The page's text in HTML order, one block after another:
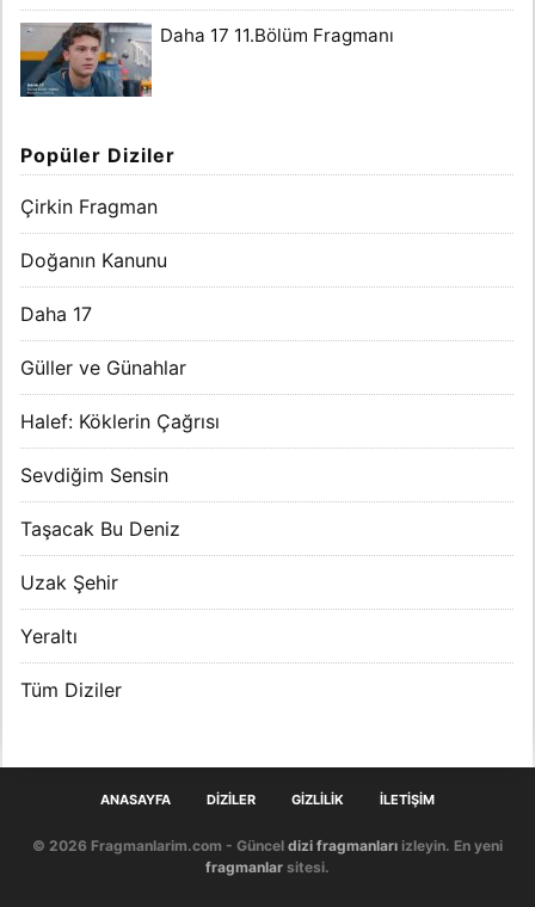
Daha 17 11.Bölüm Fragmanı
Popüler Diziler
Çirkin Fragman
Doğanın Kanunu
Daha 17
Güller ve Günahlar
Halef: Köklerin Çağrısı
Sevdiğim Sensin
Taşacak Bu Deniz
Uzak Şehir
Yeraltı
Tüm Diziler
ANASAYFA DIZILER GIZLILIK İLETIŞIM
© 2026 Fragmanlarim.com - Güncel dizi fragmanları izleyin. En yeni
fragmanlar sitesi.